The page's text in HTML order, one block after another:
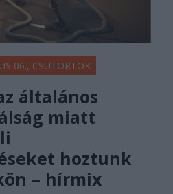
06., CSÜTÖRTÖK
általános
miatt
hoztunk
– hírmix